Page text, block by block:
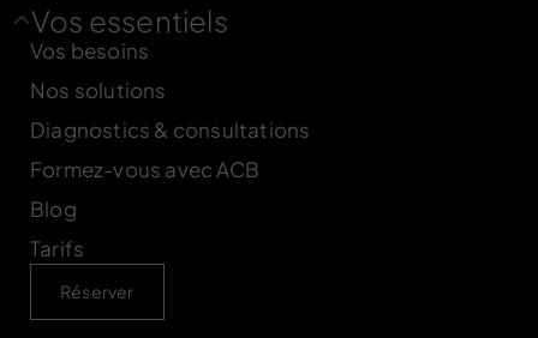
Vos essentiels
Vos besoins
Nos solutions
Diagnostics & consultations
Formez-vous avec ACB
Blog
Tarifs
Réserver